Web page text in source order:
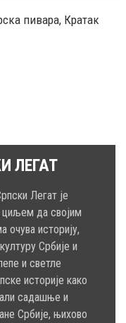
пивара, Кратак
ЛЕГАТ
Легат је
циљем да својим
очува историју,
Србије и
и светле
историје како
садашње и
Србије, њихово